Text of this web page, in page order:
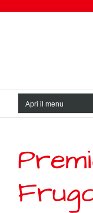
Apri il menu